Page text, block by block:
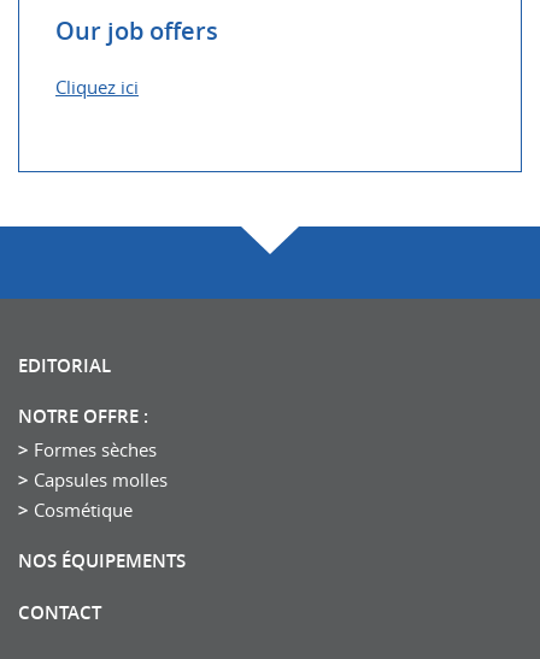
Our job offers
Cliquez ici
EDITORIAL
NOTRE OFFRE :
Formes sèches
Capsules molles
Cosmétique
NOS ÉQUIPEMENTS
CONTACT